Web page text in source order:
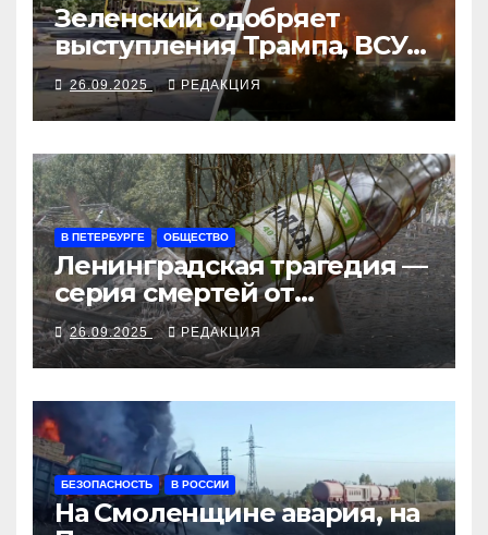
Зеленский одобряет
выступления Трампа, ВСУ
закрыли Добропольский
рубеж
26.09.2025 РЕДАКЦИЯ
В ПЕТЕРБУРГЕ ОБЩЕСТВО
Ленинградская трагедия —
серия смертей от
алкосуррогата
26.09.2025 РЕДАКЦИЯ
БЕЗОПАСНОСТЬ В РОССИИ
На Смоленщине авария, на